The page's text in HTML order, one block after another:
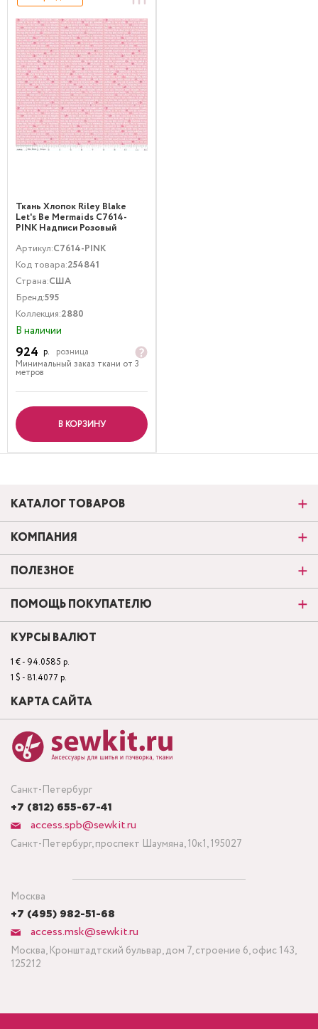
Ткань Хлопок Riley Blake
Let's Be Mermaids C7614-
PINK Надписи Розовый
Артикул:C7614-PINK
Код товара:254841
Страна:США
Бренд:595
Коллекция:2880
В наличии
924 р.
розница
Минимальный заказ ткани от 3
метров
В КОРЗИНУ
Санкт-Петербург
+7 (812) 655-67-41
access.spb@sewkit.ru
Санкт-Петербург, проспект Шаумяна, 10к1, 195027
Москва
+7 (495) 982-51-68
access.msk@sewkit.ru
Москва, Кронштадтский бульвар, дом 7, строение 6, офис 143,
125212
КАТАЛОГ ТОВАРОВ
КОМПАНИЯ
ПОЛЕЗНОЕ
ПОМОЩЬ ПОКУПАТЕЛЮ
КУРСЫ ВАЛЮТ
1 € - 94.0585 р.
1 $ - 81.4077 р.
КАРТА САЙТА